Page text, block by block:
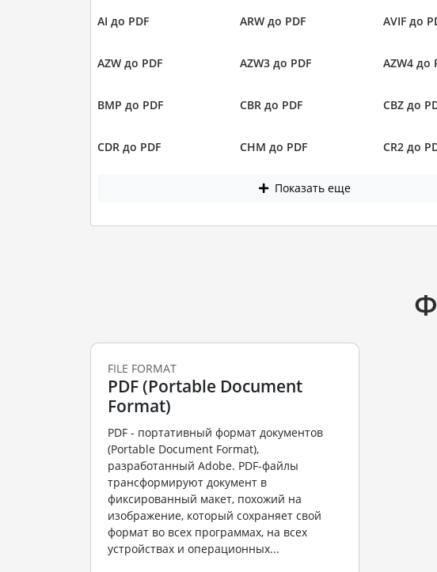
AI до PDF ARW до PDF AVIF до
AZW до PDF AZW3 до PDF AZW4 до
BMP до PDF CBR до PDF CBZ до
CDR до PDF CHM до PDF CR2 до
Показать еще
FILE FORMAT
PDF (Portable Document
Format)
PDF - портативный формат документов
(Portable Document Format),
разработанный Adobe. PDF-файлы
трансформируют документ в
фиксированный макет, похожий на
изображение, который сохраняет свой
формат во всех программах, на всех
устройствах и операционных...